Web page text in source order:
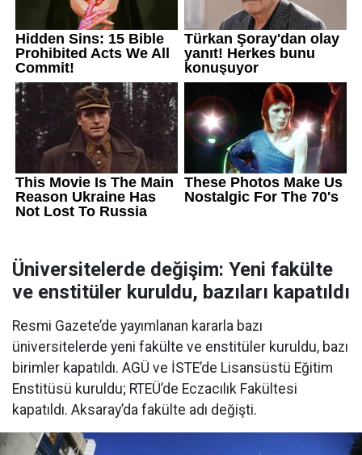
Üniversitelerde değişim: Yeni fakülte
ve enstitüler kuruldu, bazıları kapatıldı
Resmi Gazete’de yayımlanan kararla bazı
üniversitelerde yeni fakülte ve enstitüler kuruldu, bazı
birimler kapatıldı. AGÜ ve İSTE’de Lisansüstü Eğitim
Enstitüsü kuruldu; RTEÜ’de Eczacılık Fakültesi
kapatıldı. Aksaray’da fakülte adı değişti.